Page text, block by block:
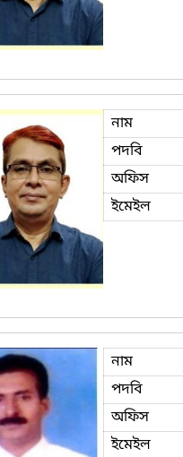
নাম
পদবি
অফিস
ইমেইল
নাম
পদবি
অফিস
ইমেইল